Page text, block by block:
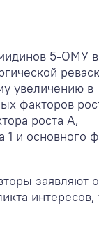
5-ОМУ в
увеличению в
факторов
роста А,
1 и основного
заявляют